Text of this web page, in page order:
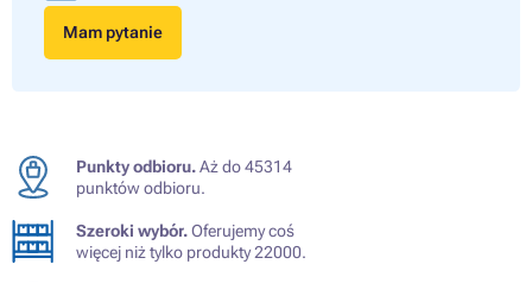
Mam pytanie
Punkty odbioru.Aż do 45314
punktów odbioru.
Szeroki wybór.Oferujemy coś
więcej niż tylko produkty 22000.